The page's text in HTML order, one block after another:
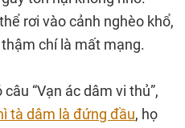
rơi vào cảnh nghèo khổ,
chí là mất mạng.
“Vạn ác dâm vi thủ”,
tà dâm là đứng đầu, họ